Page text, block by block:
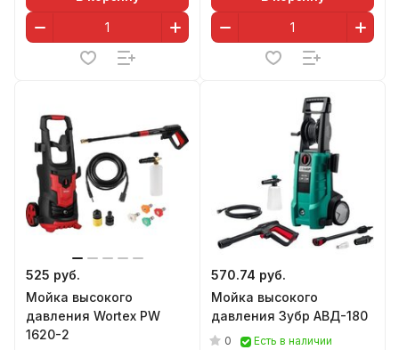
525 руб.
Мойка высокого
давления Wortex PW
1620-2
570.74 руб.
Мойка высокого
давления Зубр АВД-180
0
Есть в наличии